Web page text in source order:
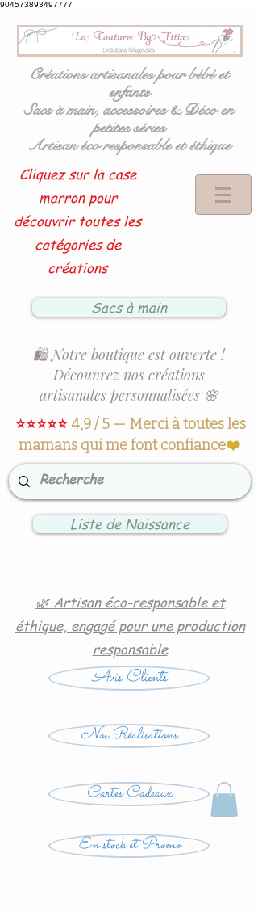
904573893497777
Créations artisanales pour bébé et
enfants
Sacs à main, accessoires & Déco en
petites séries
Artisan éco responsable et éthique
Cliquez sur la case
marron pour
découvrir toutes les
catégories de
créations
Sacs à main
🛍️ Notre boutique est ouverte !
Découvrez nos créations
artisanales personnalisées 🌸
⭐⭐⭐⭐⭐4,9 / 5 — Merci à toutes les
mamans qui me font confiance❤️
Liste de Naissance
🌿 Artisan éco-responsable et
éthique, engagé pour une production
responsable
Avis Clients
Nos Réalisations
Cartes Cadeaux
En stock et Promo